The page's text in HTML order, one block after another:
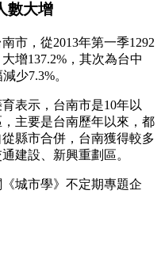
數大增
市，從2013年第一季1292
增137.2%，其次為台中
少7.3%。
表示，台南市是10年以
主要是台南歷年以來，都
縣市合併，台南獲得較多
建設、新興重劃區。
城市學》不定期專題企